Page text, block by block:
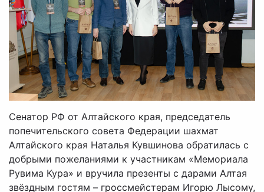
Сенатор РФ от Алтайского края, председатель
попечительского совета Федерации шахмат
Алтайского края Наталья Кувшинова обратилась с
добрыми пожеланиями к участникам «Мемориала
Рувима Кура» и вручила презенты с дарами Алтая
звёздным гостям – гроссмейстерам Игорю Лысому,